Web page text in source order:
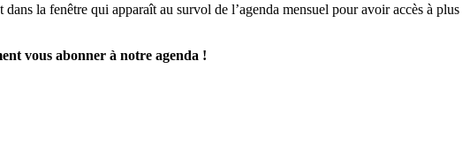
la fenêtre qui apparaît au survol de l’agenda mensuel pour avoir accès à plus
vous abonner à notre agenda !